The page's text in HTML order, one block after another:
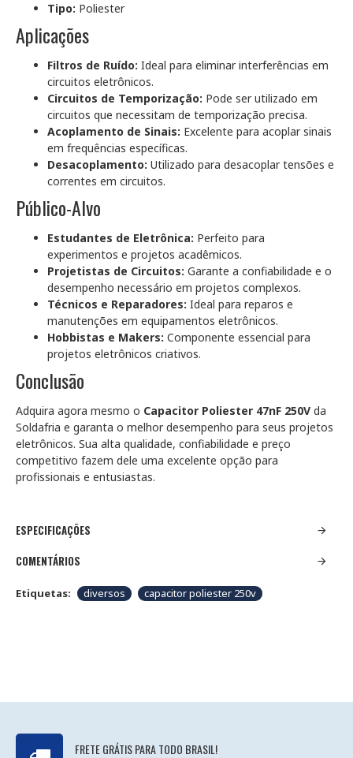
Tipo: Poliester
Aplicações
Filtros de Ruído: Ideal para eliminar interferências em
circuitos eletrônicos.
Circuitos de Temporização: Pode ser utilizado em
circuitos que necessitam de temporização precisa.
Acoplamento de Sinais: Excelente para acoplar sinais
em frequências específicas.
Desacoplamento: Utilizado para desacoplar tensões e
correntes em circuitos.
Público-Alvo
Estudantes de Eletrônica: Perfeito para
experimentos e projetos acadêmicos.
Projetistas de Circuitos: Garante a confiabilidade e o
desempenho necessário em projetos complexos.
Técnicos e Reparadores: Ideal para reparos e
manutenções em equipamentos eletrônicos.
Hobbistas e Makers: Componente essencial para
projetos eletrônicos criativos.
Conclusão
Adquira agora mesmo o Capacitor Poliester 47nF 250V da
Soldafria e garanta o melhor desempenho para seus projetos
eletrônicos. Sua alta qualidade, confiabilidade e preço
competitivo fazem dele uma excelente opção para
profissionais e entusiastas.
ESPECIFICAÇÕES
COMENTÁRIOS
Etiquetas: diversos capacitor poliester 250v
FRETE GRÁTIS PARA TODO BRASIL!